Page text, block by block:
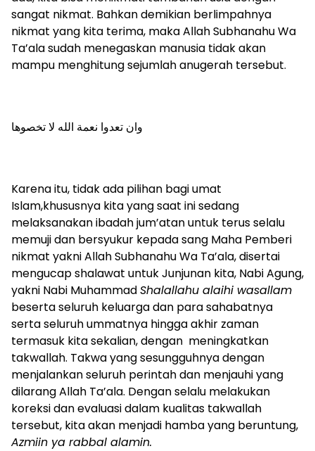
sangat nikmat. Bahkan demikian berlimpahnya
nikmat yang kita terima, maka Allah Subhanahu Wa
Ta’ala sudah menegaskan manusia tidak akan
mampu menghitung sejumlah anugerah tersebut.
وان تعدوا نعمة الله لا تخصوها
Karena itu, tidak ada pilihan bagi umat
Islam,khususnya kita yang saat ini sedang
melaksanakan ibadah jum’atan untuk terus selalu
memuji dan bersyukur kepada sang Maha Pemberi
nikmat yakni Allah Subhanahu Wa Ta’ala, disertai
mengucap shalawat untuk Junjunan kita, Nabi Agung,
yakni Nabi MuhammadShalallahu alaihi wasallam
beserta seluruh keluarga dan para sahabatnya
serta seluruh ummatnya hingga akhir zaman
termasuk kita sekalian, dengan meningkatkan
takwallah. Takwa yang sesungguhnya dengan
menjalankan seluruh perintah dan menjauhi yang
dilarang Allah Ta’ala. Dengan selalu melakukan
koreksi dan evaluasi dalam kualitas takwallah
tersebut, kita akan menjadi hamba yang beruntung,
Azmiin ya rabbal alamin.